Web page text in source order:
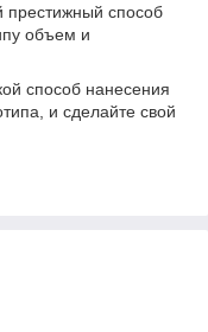
престижный способ
объем и
способ нанесения
и сделайте свой